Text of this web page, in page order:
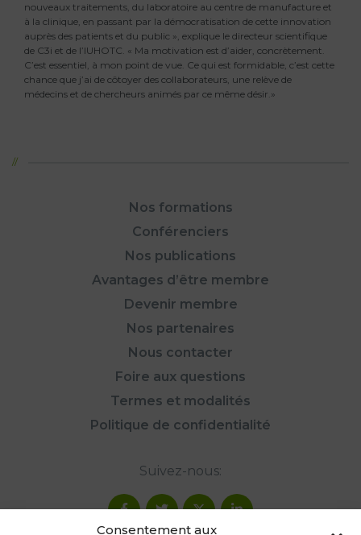
Consentement aux
nouveaux traitements, du laboratoire au centre de manufacture et
à la clinique, en passant par la démocratisation de cette innovation
auprès des patients et du public », explique le directeur scientifique
de C3i et de l’IUHOTC. « Ma motivation est d’aider, concrètement.
C’est essentiel, à mon point de vue. Ce qui est formidable, c’est cette
chance que j’ai de côtoyer des collaborateurs, une relève de
médecins et de chercheurs animés par ce même désir.»
Nos formations
Conférenciers
Nos publications
Avantages d’être membre
Devenir membre
Nos partenaires
Nous contacter
Foire aux questions
Termes et modalités
Politique de confidentialité
Suivez-nous: